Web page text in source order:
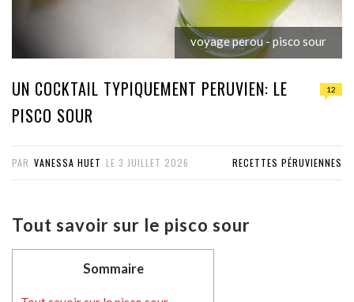
voyage perou - pisco sour
UN COCKTAIL TYPIQUEMENT PERUVIEN: LE
PISCO SOUR
12
PAR VANESSA HUET LE 3 JUILLET 2026 RECETTES PÉRUVIENNES
Tout savoir sur le pisco sour
Sommaire